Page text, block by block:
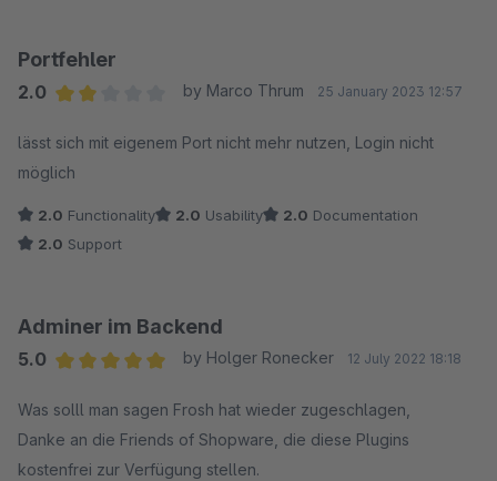
phpMyAdmin ...
Portfehler
2.0
by Marco Thrum 25 January 2023 12:57
lässt sich mit eigenem Port nicht mehr nutzen, Login nicht
möglich
2.0 Functionality 2.0 Usability 2.0 Documentation
2.0 Support
Adminer im Backend
5.0
by Holger Ronecker 12 July 2022 18:18
Was solll man sagen Frosh hat wieder zugeschlagen,
Danke an die Friends of Shopware, die diese Plugins
kostenfrei zur Verfügung stellen.